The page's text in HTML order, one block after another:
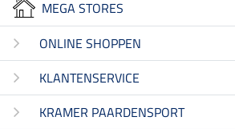
MEGA STORES
ONLINE SHOPPEN
KLANTENSERVICE
KRAMER PAARDENSPORT